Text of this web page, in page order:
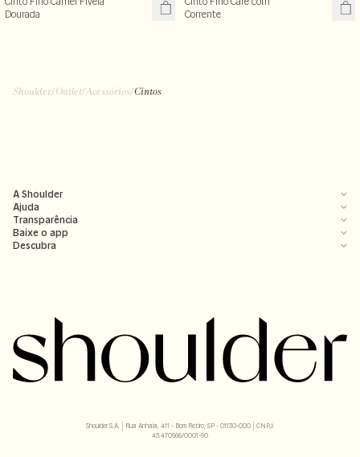
Dourada
Corrente
Shoulder/Outlet/ Acessórios/Cintos
A Shoulder
Ajuda
Transparência
Baixe o app
Descubra
Shoulder S.A. | Rua Anhaia, 411 - Bom Retiro, SP - 01130-000 | CNPJ:
43.470566/0001-90